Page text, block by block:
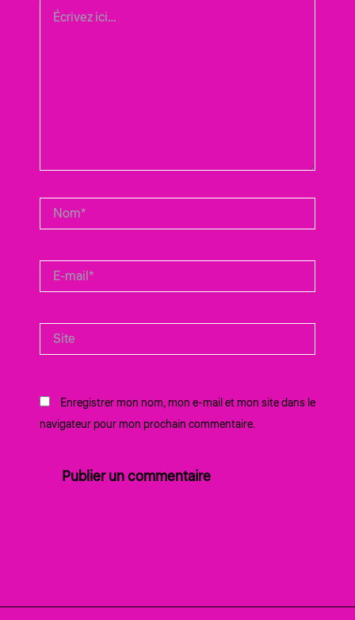
ici…
Nom*
mail*
Site
Enregistrer mon nom, mon e-mail et mon site dans le
navigateur pour mon prochain commentaire.